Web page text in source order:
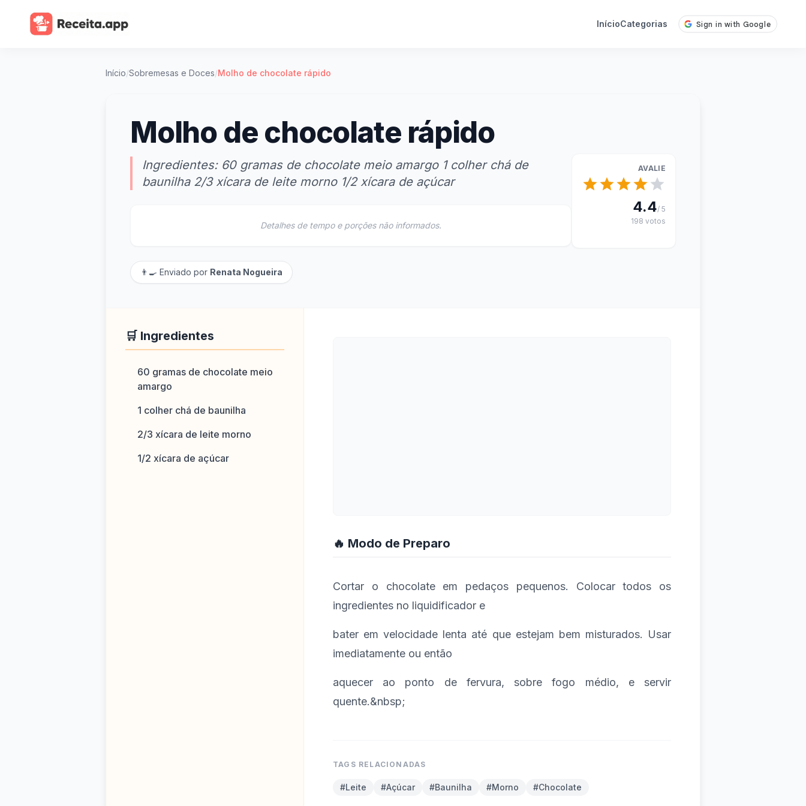
InícioCategorias
Início/Sobremesas e Doces/Molho de chocolate rápido
Molho de chocolate rápido
Ingredientes: 60 gramas de chocolate meio amargo 1 colher chá de
baunilha 2/3 xícara de leite morno 1/2 xícara de açúcar
Detalhes de tempo e porções não informados.
👨‍🍳 Enviado por Renata Nogueira
AVALIE
4.4/ 5
198 votos
🛒 Ingredientes
60 gramas de chocolate meio
amargo
1 colher chá de baunilha
2/3 xícara de leite morno
1/2 xícara de açúcar
🔥 Modo de Preparo
Cortar o chocolate em pedaços pequenos. Colocar todos os
ingredientes no liquidificador e
bater em velocidade lenta até que estejam bem misturados. Usar
imediatamente ou então
aquecer ao ponto de fervura, sobre fogo médio, e servir
quente.&nbsp;
TAGS RELACIONADAS
#Leite #Açúcar #Baunilha #Morno #Chocolate